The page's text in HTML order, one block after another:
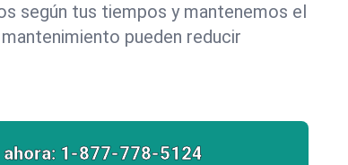
según tus tiempos y mantenemos el
pueden reducir
1-877-778-5124